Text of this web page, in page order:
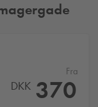
Q-ParkNørreport
Fra
DKK 370